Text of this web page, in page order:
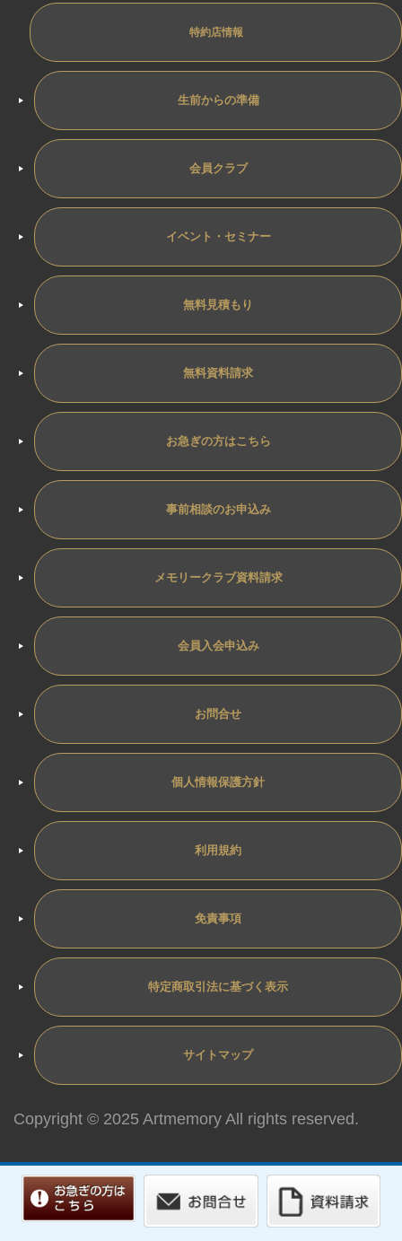
特約店情報
生前からの準備
会員クラブ
イベント・セミナー
無料見積もり
無料資料請求
お急ぎの方はこちら
事前相談のお申込み
メモリークラブ資料請求
会員入会申込み
お問合せ
個人情報保護方針
利用規約
免責事項
特定商取引法に基づく表示
サイトマップ
Copyright © 2025 Artmemory All rights reserved.